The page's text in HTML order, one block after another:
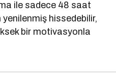
ile sadece 48 saat
hissedebilir,
bir motivasyonla